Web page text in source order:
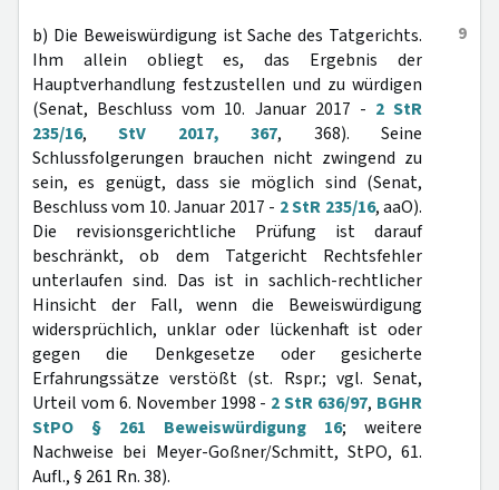
9
b) Die Beweiswürdigung ist Sache des Tatgerichts.
Ihm allein obliegt es, das Ergebnis der
Hauptverhandlung festzustellen und zu würdigen
(Senat, Beschluss vom 10. Januar 2017 - 2 StR
235/16,StV 2017, 367, 368). Seine
Schlussfolgerungen brauchen nicht zwingend zu
sein, es genügt, dass sie möglich sind (Senat,
Beschluss vom 10. Januar 2017 - 2 StR 235/16, aaO).
Die revisionsgerichtliche Prüfung ist darauf
beschränkt, ob dem Tatgericht Rechtsfehler
unterlaufen sind. Das ist in sachlich-rechtlicher
Hinsicht der Fall, wenn die Beweiswürdigung
widersprüchlich, unklar oder lückenhaft ist oder
gegen die Denkgesetze oder gesicherte
Erfahrungssätze verstößt (st. Rspr.; vgl. Senat,
Urteil vom 6. November 1998 - 2 StR 636/97, BGHR
StPO § 261 Beweiswürdigung 16; weitere
Nachweise bei Meyer-Goßner/Schmitt, StPO, 61.
Aufl., § 261 Rn. 38).